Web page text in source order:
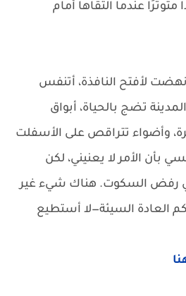
متوترًا عندما التقاها أمام
لأفتح النافذة، أتنفس
تضج بالحياة، أبواق
وأضواء تتراقص على الأسفلت
بأن الأمر لا يعنيني، لكن
رفض السكوت. هناك شيء غير
العادة السيئة—لا أستطيع